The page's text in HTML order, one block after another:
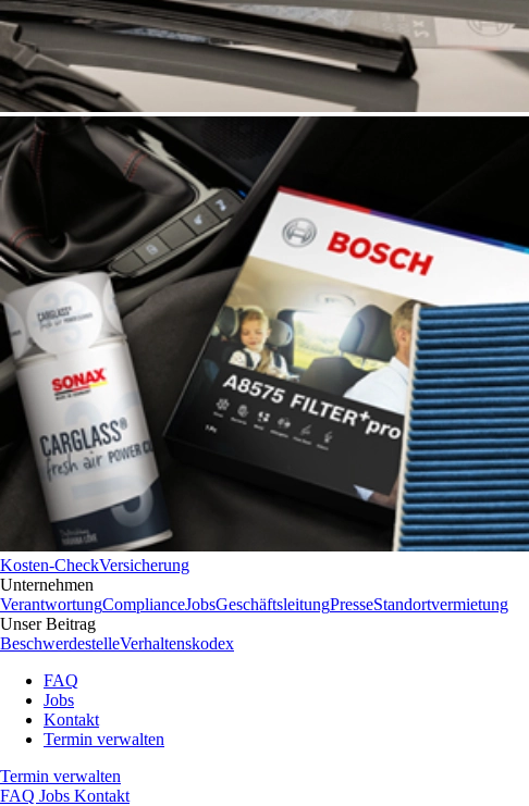
Kosten-CheckVersicherung
Unternehmen
VerantwortungComplianceJobsGeschäftsleitungPresseStandortvermietung
Unser Beitrag
BeschwerdestelleVerhaltenskodex
FAQ
Jobs
Kontakt
Termin verwalten
Termin verwalten
FAQ Jobs Kontakt